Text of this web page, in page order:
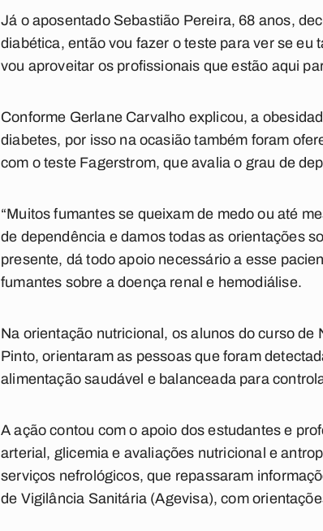
Já o aposentado Sebastião Pereira, 68 anos,
diabética, então vou fazer o teste para ver se eu
vou aproveitar os profissionais que estão aqui
Conforme Gerlane Carvalho explicou, a
diabetes, por isso na ocasião também foram
com o teste Fagerstrom, que avalia o grau de
“Muitos fumantes se queixam de medo ou até
de dependência e damos todas as orientações
presente, dá todo apoio necessário a esse
fumantes sobre a doença renal e hemodiálise.
Na orientação nutricional, os alunos do curso
Pinto, orientaram as pessoas que foram
alimentação saudável e balanceada para
A ação contou com o apoio dos estudantes e
arterial, glicemia e avaliações nutricional e
serviços nefrológicos, que repassaram
de Vigilância Sanitária (Agevisa), com